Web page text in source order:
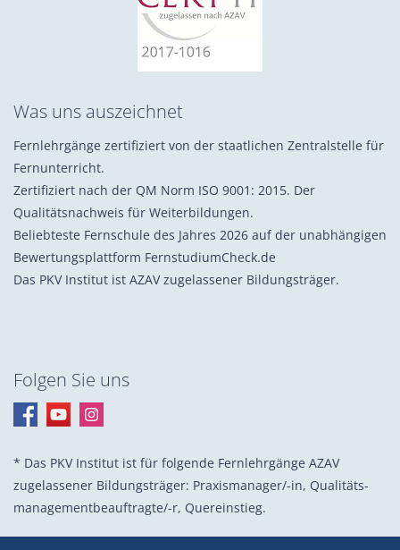
Was uns auszeichnet
Fernlehrgänge zertifiziert von der staatlichen Zentralstelle für
Fernunterricht.
Zertifiziert nach der QM Norm ISO 9001: 2015. Der
Qualitätsnachweis für Weiterbildungen.
Beliebteste Fernschule des Jahres 2026 auf der unabhängigen
Bewertungsplattform FernstudiumCheck.de
Das PKV Institut ist AZAV zugelassener Bildungsträger.
Folgen Sie uns
* Das PKV Institut ist für folgende Fernlehrgänge AZAV
zugelassener Bildungsträger: Praxis­manager/-in, Quali­täts­
management­beauf­tragte/-r, Quer­einstieg.